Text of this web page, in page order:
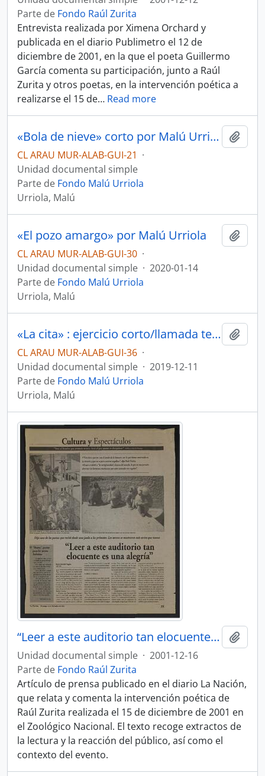
Parte de Fondo Raúl Zurita
Entrevista realizada por Ximena Orchard y
publicada en el diario Publimetro el 12 de
diciembre de 2001, en la que el poeta Guillermo
García comenta su participación, junto a Raúl
Zurita y otros poetas, en la intervención poética a
realizarse el 15 de… Read more
«Bola de nieve» corto por Malú Urriola
CL ARAU MUR-ALAB-GUI-21 ·
Unidad documental simple
Parte de Fondo Malú Urriola
Urriola, Malú
«El pozo amargo» por Malú Urriola
CL ARAU MUR-ALAB-GUI-30 ·
Unidad documental simple · 2020-01-14
Parte de Fondo Malú Urriola
Urriola, Malú
«La cita» : ejercicio corto/llamada telefónica por Malú Urriola
CL ARAU MUR-ALAB-GUI-36 ·
Unidad documental simple · 2019-12-11
Parte de Fondo Malú Urriola
Urriola, Malú
“Leer a este auditorio tan elocuente es una alegría”, La Nación
Unidad documental simple · 2001-12-16
Parte de Fondo Raúl Zurita
Artículo de prensa publicado en el diario La Nación,
que relata y comenta la intervención poética de
Raúl Zurita realizada el 15 de diciembre de 2001 en
el Zoológico Nacional. El texto recoge extractos de
la lectura y la reacción del público, así como el
contexto del evento.